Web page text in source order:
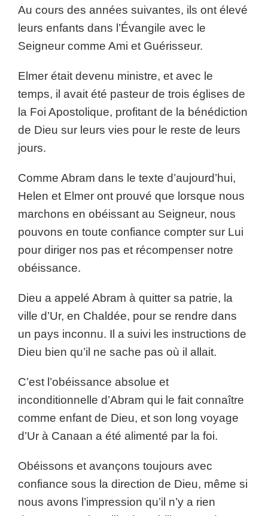
Au cours des années suivantes, ils ont élevé
leurs enfants dans l’Évangile avec le
Seigneur comme Ami et Guérisseur.
Elmer était devenu ministre, et avec le
temps, il avait été pasteur de trois églises de
la Foi Apostolique, profitant de la bénédiction
de Dieu sur leurs vies pour le reste de leurs
jours.
Comme Abram dans le texte d’aujourd’hui,
Helen et Elmer ont prouvé que lorsque nous
marchons en obéissant au Seigneur, nous
pouvons en toute confiance compter sur Lui
pour diriger nos pas et récompenser notre
obéissance.
Dieu a appelé Abram à quitter sa patrie, la
ville d’Ur, en Chaldée, pour se rendre dans
un pays inconnu. Il a suivi les instructions de
Dieu bien qu’il ne sache pas où il allait.
C’est l’obéissance absolue et
inconditionnelle d’Abram qui le fait connaître
comme enfant de Dieu, et son long voyage
d’Ur à Canaan a été alimenté par la foi.
Obéissons et avançons toujours avec
confiance sous la direction de Dieu, même si
nous avons l’impression qu’il n’y a rien